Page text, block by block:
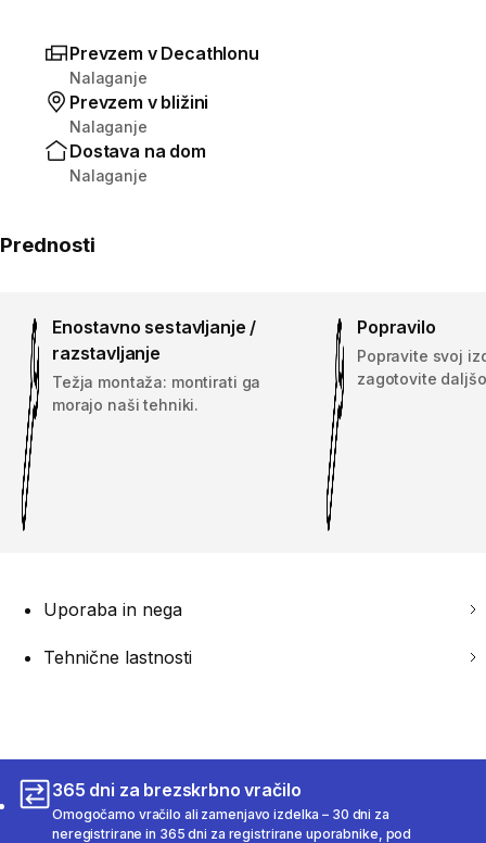
Prevzem v Decathlonu
Nalaganje
Prevzem v bližini
Nalaganje
Dostava na dom
Nalaganje
Prednosti
Enostavno sestavljanje /
razstavljanje
Težja montaža: montirati ga
morajo naši tehniki.
Popravilo
Popravite svoj
zagotovite
Uporaba in nega
Tehnične lastnosti
365 dni za brezskrbno vračilo
Omogočamo vračilo ali zamenjavo izdelka – 30 dni za
neregistrirane in 365 dni za registrirane uporabnike, pod